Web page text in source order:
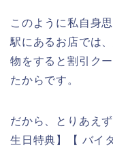
このように私自身
駅にあるお店では
物をすると割引ク
たからです。
だから、とりあえ
生日特典】【 バイ